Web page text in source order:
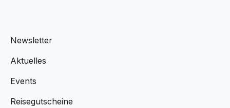
Newsletter
Aktuelles
Events
Reisegutscheine